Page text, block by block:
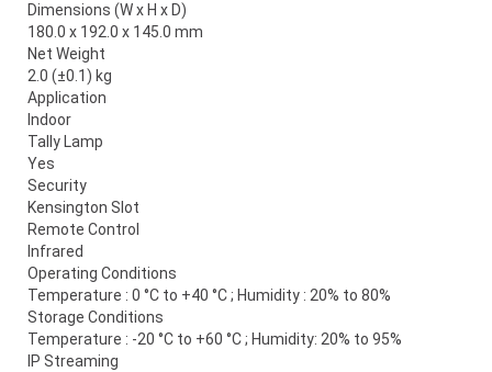
Dimensions (W x H x D)
180.0 x 192.0 x 145.0 mm
Net Weight
2.0 (±0.1) kg
Application
Indoor
Tally Lamp
Yes
Security
Kensington Slot
Remote Control
Infrared
Operating Conditions
Temperature : 0 °C to +40 °C ; Humidity : 20% to 80%
Storage Conditions
Temperature : -20 °C to +60 °C ; Humidity: 20% to 95%
IP Streaming